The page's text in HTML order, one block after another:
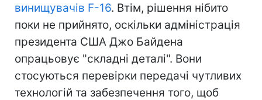
винищувачів F-16. Втім, рішення нібито
поки не прийнято, оскільки адміністрація
президента США Джо Байдена
опрацьовує "складні деталі". Вони
стосуються перевірки передачі чутливих
технологій та забезпечення того, щоб